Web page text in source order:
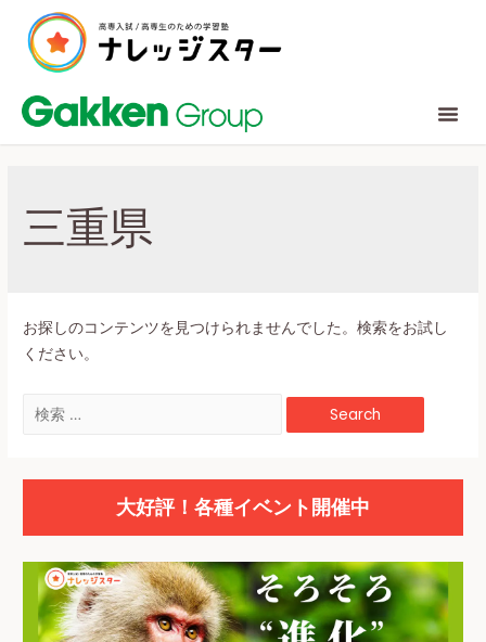
三重県
お探しのコンテンツを見つけられませんでした。検索をお試し
ください。
大好評！各種イベント開催中